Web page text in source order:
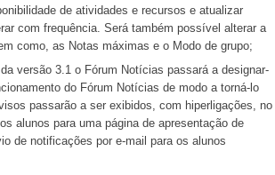
de atividades e recursos e atualizar
com frequência. Será também possível alterar a
como, as Notas máximas e o Modo de grupo;
versão 3.1 o Fórum Notícias passará a designar-
do Fórum Notícias de modo a torná-lo
passarão a ser exibidos, com hiperligações, no
alunos para uma página de apresentação de
de notificações por e-mail para os alunos